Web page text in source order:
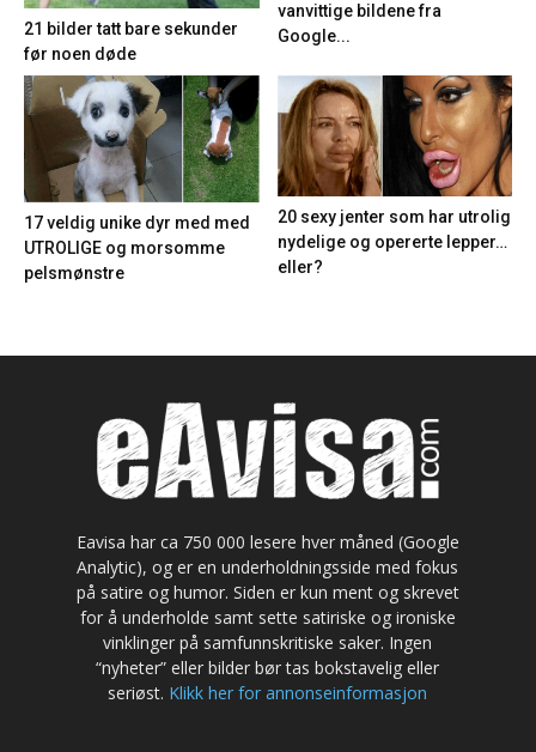
21 bilder tatt bare sekunder
før noen døde
vanvittige bildene fra
Google...
17 veldig unike dyr med med
UTROLIGE og morsomme
pelsmønstre
20 sexy jenter som har utrolig
nydelige og opererte lepper…
eller?
Eavisa har ca 750 000 lesere hver måned (Google
Analytic), og er en underholdningsside med fokus
på satire og humor. Siden er kun ment og skrevet
for å underholde samt sette satiriske og ironiske
vinklinger på samfunnskritiske saker. Ingen
“nyheter” eller bilder bør tas bokstavelig eller
seriøst. Klikk her for annonseinformasjon